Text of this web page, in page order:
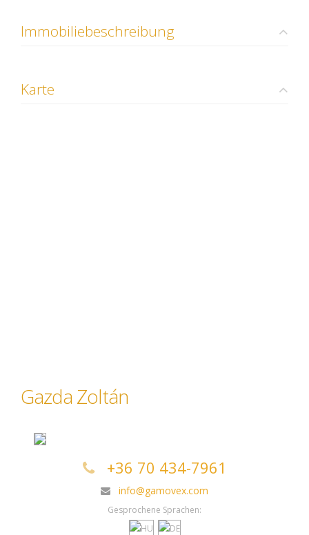
Immobiliebeschreibung
Karte
Gazda Zoltán
+36 70 434-7961
info@gamovex.com
Gesprochene Sprachen: